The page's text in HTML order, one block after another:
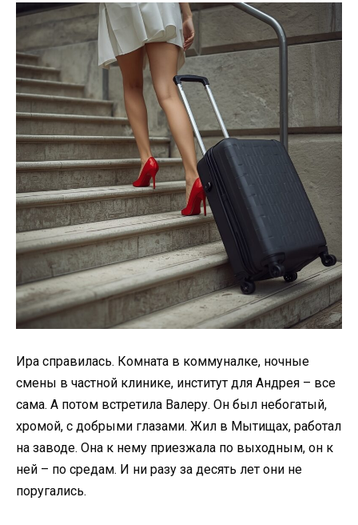
Ира справилась. Комната в коммуналке, ночные
смены в частной клинике, институт для Андрея – все
сама. А потом встретила Валеру. Он был небогатый,
хромой, с добрыми глазами. Жил в Мытищах, работал
на заводе. Она к нему приезжала по выходным, он к
ней – по средам. И ни разу за десять лет они не
поругались.